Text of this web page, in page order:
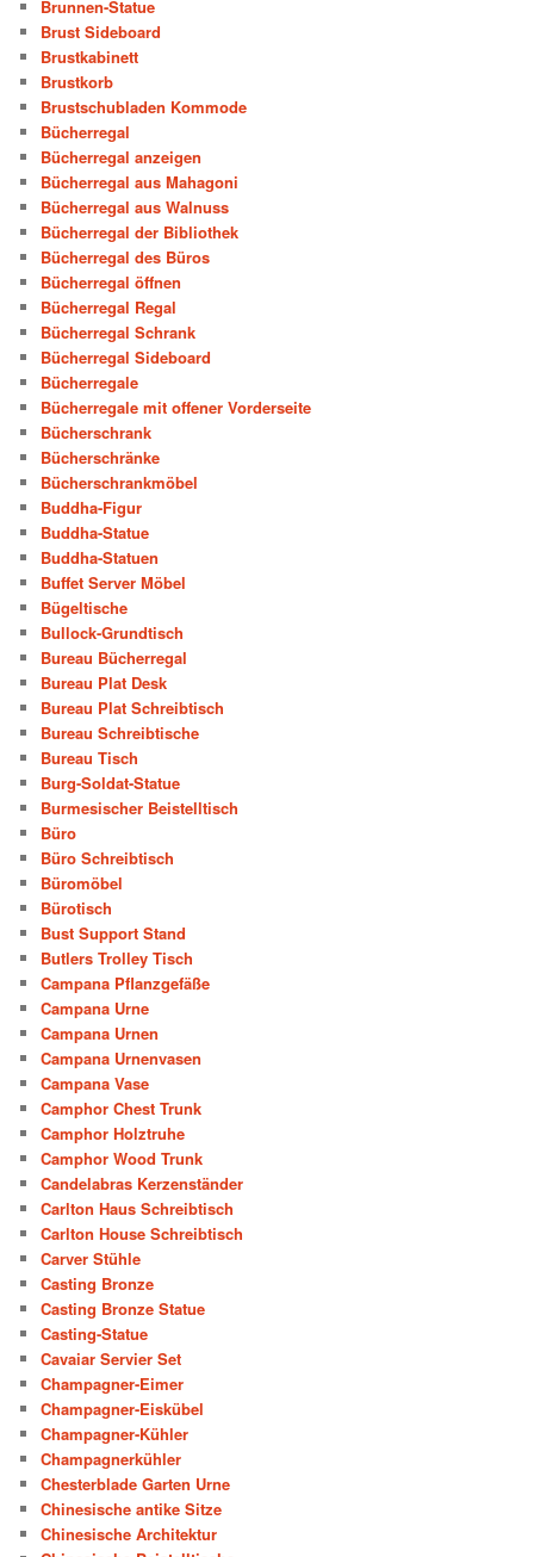
Brunnen-Statue
Brust Sideboard
Brustkabinett
Brustkorb
Brustschubladen Kommode
Bücherregal
Bücherregal anzeigen
Bücherregal aus Mahagoni
Bücherregal aus Walnuss
Bücherregal der Bibliothek
Bücherregal des Büros
Bücherregal öffnen
Bücherregal Regal
Bücherregal Schrank
Bücherregal Sideboard
Bücherregale
Bücherregale mit offener Vorderseite
Bücherschrank
Bücherschränke
Bücherschrankmöbel
Buddha-Figur
Buddha-Statue
Buddha-Statuen
Buffet Server Möbel
Bügeltische
Bullock-Grundtisch
Bureau Bücherregal
Bureau Plat Desk
Bureau Plat Schreibtisch
Bureau Schreibtische
Bureau Tisch
Burg-Soldat-Statue
Burmesischer Beistelltisch
Büro
Büro Schreibtisch
Büromöbel
Bürotisch
Bust Support Stand
Butlers Trolley Tisch
Campana Pflanzgefäße
Campana Urne
Campana Urnen
Campana Urnenvasen
Campana Vase
Camphor Chest Trunk
Camphor Holztruhe
Camphor Wood Trunk
Candelabras Kerzenständer
Carlton Haus Schreibtisch
Carlton House Schreibtisch
Carver Stühle
Casting Bronze
Casting Bronze Statue
Casting-Statue
Cavaiar Servier Set
Champagner-Eimer
Champagner-Eiskübel
Champagner-Kühler
Champagnerkühler
Chesterblade Garten Urne
Chinesische antike Sitze
Chinesische Architektur